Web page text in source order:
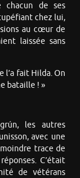
de ses
chez lui,
au cœur de
laissée sans
l’a fait Hilda. On
bataille ! »
les autres
avec une
trace de
C’était
de vétérans